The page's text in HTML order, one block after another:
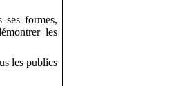
formes,
les
les publics